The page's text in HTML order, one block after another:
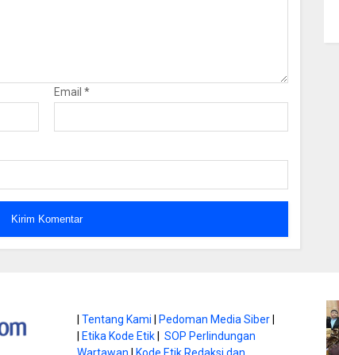
Email *
|Tentang Kami Pedoman Media Siber
Etika Kode Etik |SOP Perlindungan
di Gunung
Ini